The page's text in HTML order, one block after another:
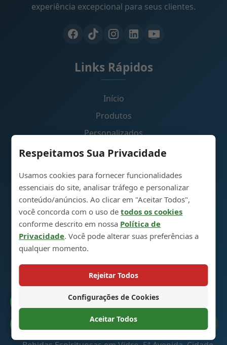
Catálogo
Preferências de Cookies
Respeitamos Sua Privacidade
Usamos cookies para fornecer funcionalidades
essenciais do site, analisar tráfego e personalizar
conteúdo/anúncios. Ao clicar em "Aceitar Todos",
você concorda com o uso detodos os cookies
conforme descrito em nossa Política de
Privacidade. Você pode alterar suas preferências a
qualquer momento.
Rejeitar Todos
Configurações de Cookies
Aceitar Todos
experiência excepcional para seus clientes.
Links Rápidos
Início
Produtos
Personalizados
Sobre
Links Rápidos
Política de Devolução e Troca
Carrinho de Compras
Entre em Contato
Parque Industrial de Produção de Garrafas para